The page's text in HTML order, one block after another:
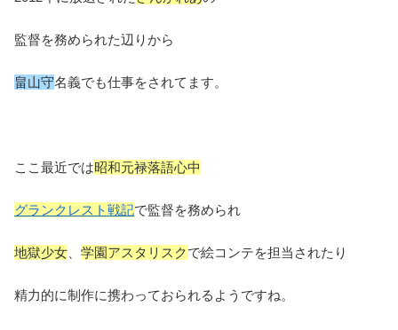
監督を務められた辺りから
畠山守名義でも仕事をされてます。
ここ最近では昭和元禄落語心中
グランクレスト戦記で監督を務められ
地獄少女 学園アスタリスクで絵コンテを担当されたり
精力的に制作に携わっておられるようですね。